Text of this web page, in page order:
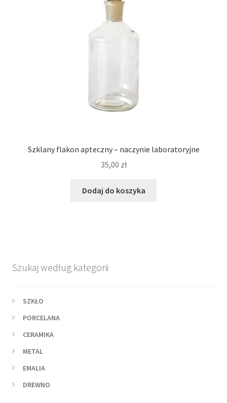
Szklany flakon apteczny – naczynie laboratoryjne
35,00 zł
Dodaj do koszyka
Szukaj według kategorii
SZKŁO
PORCELANA
CERAMIKA
METAL
EMALIA
DREWNO